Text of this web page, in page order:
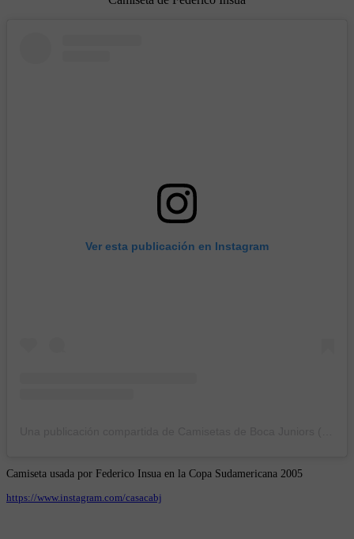
Ver esta publicación en Instagram
Camiseta usada por Federico Insua en la Copa Sudamericana 2005
https://www.instagram.com/casacabj